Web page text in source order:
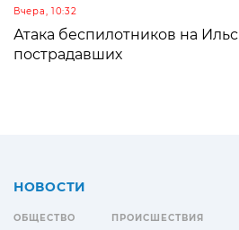
Вчера, 10:32
Атака беспилотников на
пострадавших
НОВОСТИ
ОБЩЕСТВО ПРОИСШЕСТВИЯ